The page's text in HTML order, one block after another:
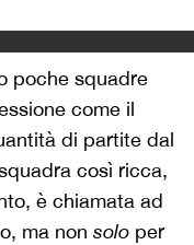
poche squadre
come il
di partite dal
così ricca,
è chiamata ad
ma non solo per